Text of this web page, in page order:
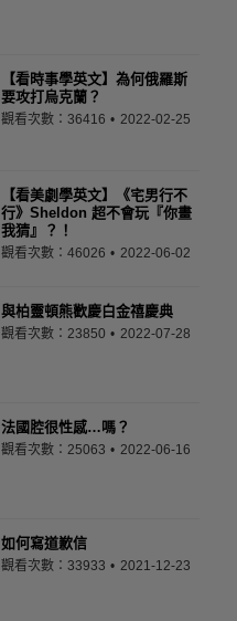
【看時事學英文】為何俄羅斯
要攻打烏克蘭？
觀看次數：36416 2022-02-25
【看美劇學英文】《宅男行不
行》Sheldon 超不會玩『你畫
我猜』？！
觀看次數：46026 2022-06-02
與柏靈頓熊歡慶白金禧慶典
觀看次數：23850 2022-07-28
法國腔很性感…嗎？
觀看次數：25063 2022-06-16
如何寫道歉信
觀看次數：33933 2021-12-23